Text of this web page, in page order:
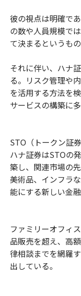
彼の視点は明確で
の数や人員規模で
て決まるというもの
それに伴い、ハナ
る。リスク管理や
を活用する方法を
サービスの構築に
STO（トークン証
ハナ証券はSTOの
築し、関連市場の
美術品、インフラ
能にする新しい金
ファミリーオフィ
品販売を超え、高
律相談までを網羅
出している。